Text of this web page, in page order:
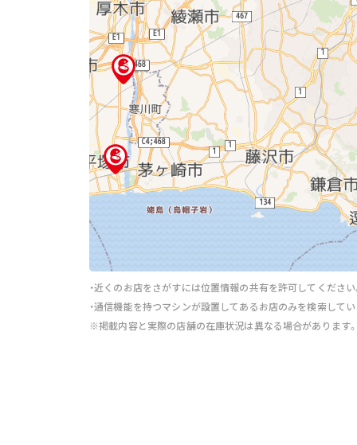
・近くのお店をさがすには位置情報の共有を許可してください
・通信機能を持つマシンが設置してあるお店のみを検索して
※掲載内容と実際の店舗の在庫状況は異なる場合があります